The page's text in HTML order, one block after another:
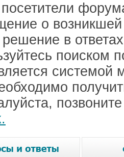
о
в
поиском
системой